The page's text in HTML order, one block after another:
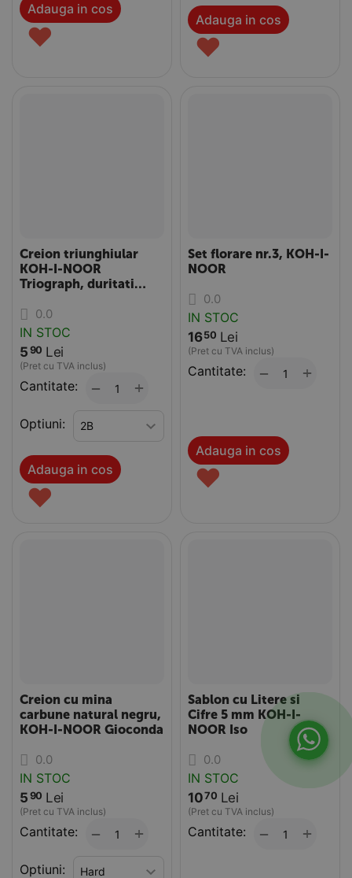
Adauga in cos
♥
Adauga in cos
♥
Creion triunghiular
KOH-I-NOOR
Triograph, duritati
0.0
IN STOC
5 90 Lei
(Pret cu TVA inclus)
Cantitate: +
−
Optiuni:
Adauga in cos
♥
Set florare nr.3, KOH-I-
NOOR
0.0
IN STOC
1650 Lei
(Pret cu TVA inclus)
Cantitate: +
−
Adauga in cos
♥
Creion cu mina
carbune natural negru,
KOH-I-NOOR Gioconda
0.0
IN STOC
5 90 Lei
(Pret cu TVA inclus)
Cantitate: +
−
Optiuni:
Sablon cu Litere si
Cifre 5 mm KOH-I-
NOOR Iso
0.0
IN STOC
1070 Lei
(Pret cu TVA inclus)
Cantitate: +
−